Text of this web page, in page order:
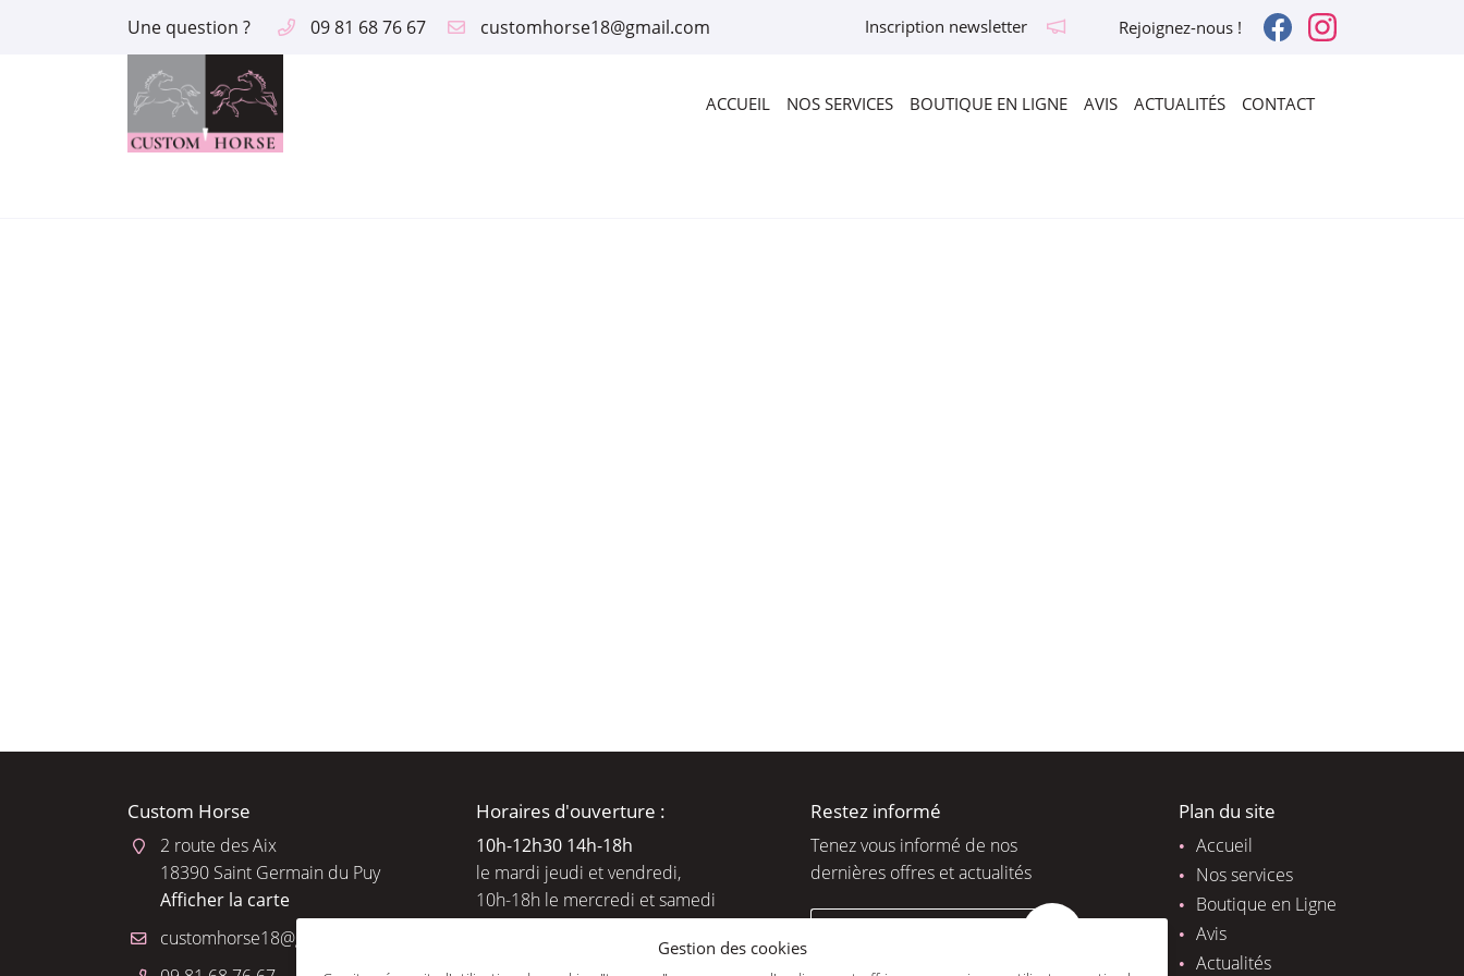
Une question ? 09 81 68 76 67 Inscription newsletter Rejoignez-nous !
ACCUEIL NOS SERVICES BOUTIQUE EN LIGNE AVIS ACTUALITÉS CONTACT
2 route des Aix
18390 Saint Germain du Puy
09 81 68 76 67
Custom Horse
2 route des Aix
18390 Saint Germain du Puy
Afficher la carte
Horaires d'ouverture :
10h-12h30 14h-18h
le mardi jeudi et vendredi,
10h-18h le mercredi et samedi
Restez informé
Tenez vous informé de nos
dernières offres et actualités
Plan du site
Accueil
Nos services
Boutique en Ligne
Avis
Actualités
Gestion des cookies